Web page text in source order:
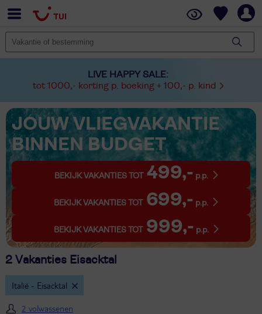
LIVE HAPPY SALE:
tot 1000,- korting p. boeking + 100,- p. kind
JOUW VLIEGVAKANTIE
BINNEN BUDGET
BEKIJK VAKANTIES TOT 499,- p.p.
BEKIJK VAKANTIES TOT 699,- p.p.
BEKIJK VAKANTIES TOT 999,- p.p.
2 Vakanties Eisacktal
Italië - Eisacktal
2 volwassenen